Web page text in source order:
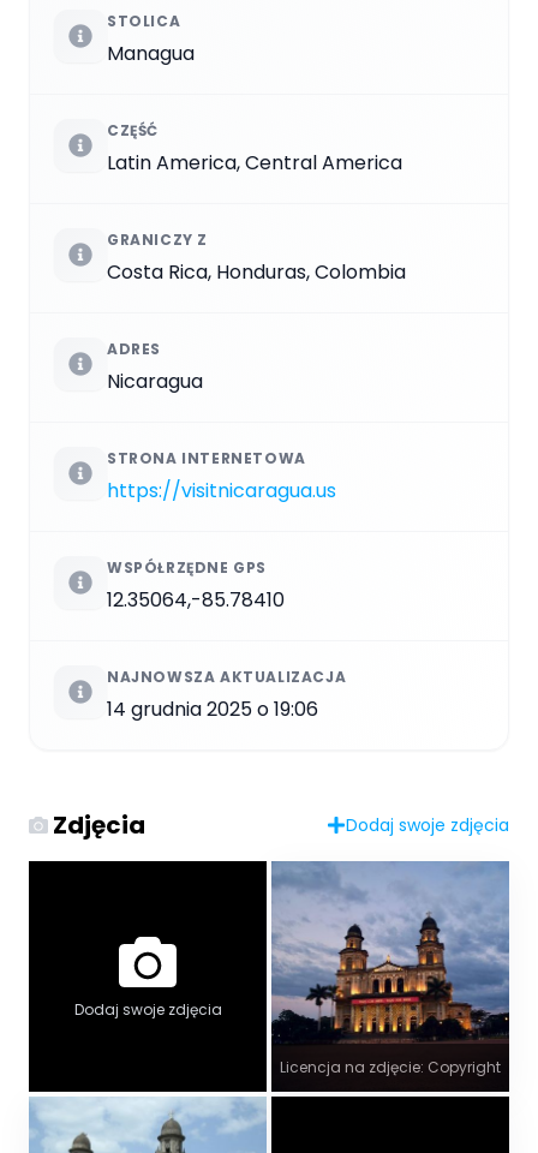
STOLICA
Managua
CZĘŚĆ
Latin America, Central America
GRANICZY Z
Costa Rica, Honduras, Colombia
ADRES
Nicaragua
STRONA INTERNETOWA
https://visitnicaragua.us
WSPÓŁRZĘDNE GPS
12.35064,-85.78410
NAJNOWSZA AKTUALIZACJA
14 grudnia 2025 o 19:06
Zdjęcia Dodaj swoje zdjęcia
Dodaj swoje zdjęcia
Licencja na zdjęcie: Copyright